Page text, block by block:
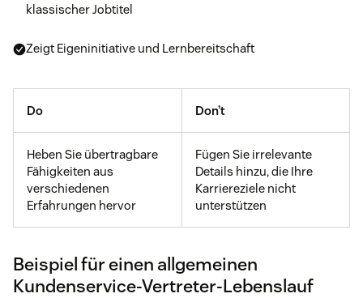
klassischer Jobtitel
Zeigt Eigeninitiative und Lernbereitschaft
Do Don’t
Heben Sie übertragbare
Fähigkeiten aus
verschiedenen
Erfahrungen hervor
Fügen Sie irrelevante
Details hinzu, die Ihre
Karriereziele nicht
unterstützen
Beispiel für einen allgemeinen
Kundenservice-Vertreter-Lebenslauf